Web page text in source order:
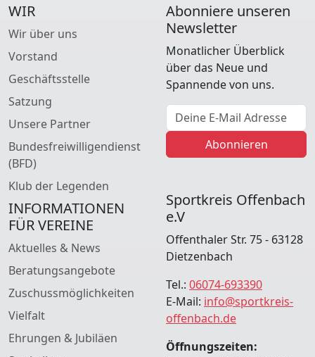
WIR
Wir über uns
Vorstand
Geschäftsstelle
Satzung
Unsere Partner
Bundesfreiwilligendienst
(BFD)
Klub der Legenden
INFORMATIONEN
FÜR VEREINE
Aktuelles & News
Beratungsangebote
Zuschussmöglichkeiten
Vielfalt
Ehrungen & Jubiläen
Abonniere unseren
Newsletter
Monatlicher Überblick
über das Neue und
Spannende von uns.
E-Mail Adresse
Abonnieren
Sportkreis Offenbach
e.V
Offenthaler Str. 75 - 63128
Dietzenbach
Tel.: 06074-693390
E-Mail: info@sportkreis-
offenbach.de
Öffnungszeiten: